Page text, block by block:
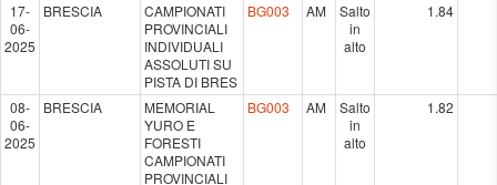
17-
06-
2025
BRESCIA
CAMPIONATI
PROVINCIALI
INDIVIDUALI
ASSOLUTI SU
PISTA DI BRES
BG003 AM
Salto
in
alto
1.84
08-
06-
2025
BRESCIA
MEMORIAL
YURO E
FORESTI
CAMPIONATI
PROVINCIALI
BG003 AM
Salto
in
alto
1.82